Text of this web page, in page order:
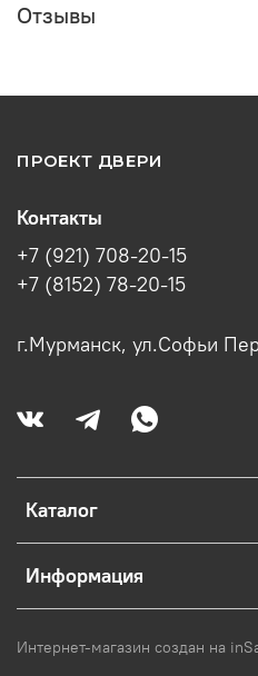
Отзывы
ПРОЕКТ ДВЕРИ
Каталог
Информация
Контакты
+7 (921) 708-20-15
+7 (8152) 78-20-15
г.Мурманск, ул.Софьи
Интернет-магазин создан на